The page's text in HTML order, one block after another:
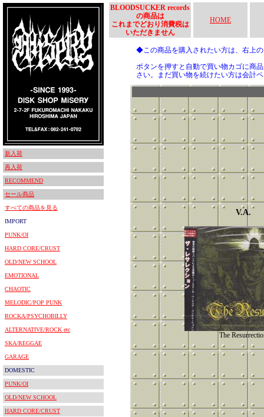
新入荷
再入荷
RECOMMEND
セール商品
すべての商品を見る
IMPORT
PUNK/OI
HARD CORE/CRUST
OLD/NEW SCHOOL
EMOTIONAL
CHAOTIC
MELODIC/POP PUNK
ROCKA/PSYCHOBILLY
ALTERNATIVE/ROCK etc
SKA/REGGAE
GARAGE
DOMESTIC
PUNK/OI
OLD/NEW SCHOOL
HARD CORE/CRUST
BLOODSUCKER records
の商品は
これまでどおり消費税は
いただきません
HOME
◆この商品を購入されたい方は、右上
ボタンを押すと自動で買い物カゴに商
さい。まだ買い物を続けたい方は会計
V.A.
The